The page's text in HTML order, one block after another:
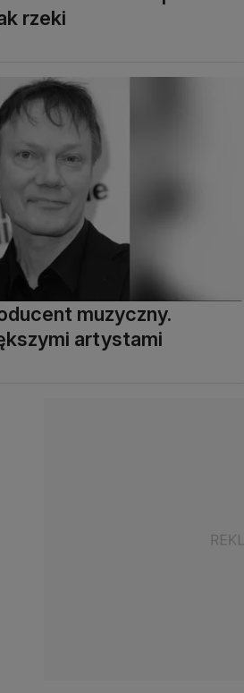
rzeki
muzyczny.
artystami